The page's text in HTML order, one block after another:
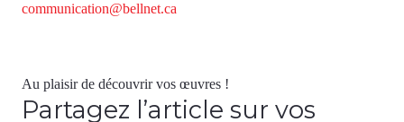
communication@bellnet.ca
Au plaisir de découvrir vos œuvres !
Partagez l’article sur vos